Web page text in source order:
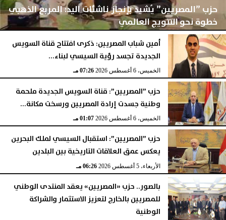
حزب ”المصريين” يُشيد بإنجاز ناشئات اليد: المربع الذهبي
خطوة نحو التتويج العالمي
الخميس، 6 أغسطس 2026 10:00 مـ
أمين شباب المصريين: ذكرى افتتاح قناة السويس
الجديدة تجسد رؤية السيسي لبناء...
الخميس، 6 أغسطس 2026 07:26 مـ
حزب ”المصريين”: قناة السويس الجديدة ملحمة
وطنية جسدت إرادة المصريين ورسخت مكانة...
الخميس، 6 أغسطس 2026 01:07 مـ
حزب ”المصريين”: استقبال السيسي لملك البحرين
يعكس عمق العلاقات التاريخية بين البلدين
الأربعاء، 5 أغسطس 2026 06:26 مـ
بالصور.. حزب «المصريين» يعقد المنتدى الوطني
للمصريين بالخارج لتعزيز الاستثمار والشراكة
الوطنية